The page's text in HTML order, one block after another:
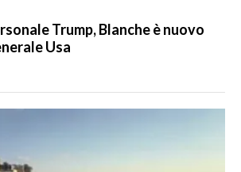
Trump, Blanche è nuovo
Usa